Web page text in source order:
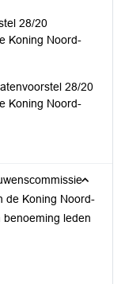
28/20
Koning Noord-
28/20
Koning Noord-
de Koning Noord-
leden